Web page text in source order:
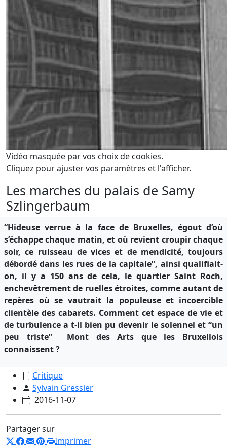
Vidéo masquée par vos choix de cookies.
Cliquez pour ajuster vos paramètres et l'afficher.
Les marches du palais de Samy
Szlingerbaum
“Hideuse verrue à la face de Bruxelles, égout d’où
s’échappe chaque matin, et où revient croupir chaque
soir, ce ruisseau de vices et de mendicité, toujours
débordé dans les rues de la capitale”, ainsi qualifiait-
on, il y a 150 ans de cela, le quartier Saint Roch,
enchevêtrement de ruelles étroites, comme autant de
repères où se vautrait la populeuse et incoercible
clientèle des cabarets. Comment cet espace de vie et
de turbulence a t-il bien pu devenir le solennel et “un
peu triste” Mont des Arts que les Bruxellois
connaissent ?
Critique
Sylvain Gressier
2016-11-07
Partager sur
Imprimer